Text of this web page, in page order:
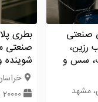
صنعتی
رزین،
سس و
مشهد
بطری
صنعتی
شوینده
20000 عدد